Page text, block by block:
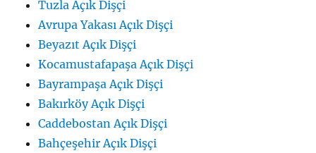
Tuzla Açık Dişçi
Avrupa Yakası Açık Dişçi
Beyazıt Açık Dişçi
Kocamustafapaşa Açık Dişçi
Bayrampaşa Açık Dişçi
Bakırköy Açık Dişçi
Caddebostan Açık Dişçi
Bahçeşehir Açık Dişçi